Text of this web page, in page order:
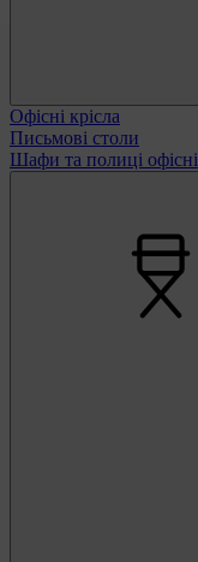
Офісні крісла
Письмові столи
Шафи та полиці офісні